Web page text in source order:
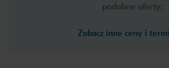
podobne oferty:
Zobacz inne ceny i